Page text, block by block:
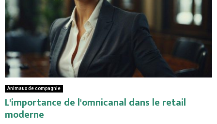
Animaux de compagnie
L'importance de l'omnicanal dans le retail
moderne